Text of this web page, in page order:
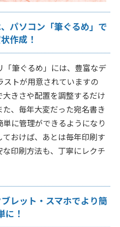
パソコン「筆ぐるめ」で
作成！
筆ぐるめ」には、豊富なデ
トが用意されていますの
きさや配置を調整するだけ
、毎年大変だった宛名書き
に管理ができるようになり
おけば、あとは毎年印刷す
印刷方法も、丁寧にレクチ
レット・スマホでより簡
に！